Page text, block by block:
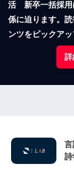
活　新卒一括採
係に迫ります。
ンツをピックア
詳
言